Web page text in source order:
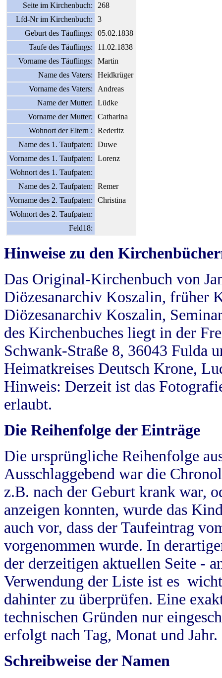
Seite im Kirchenbuch:
268
Lfd-Nr im Kirchenbuch:
3
Geburt des Täuflings:
05.02.1838
Taufe des Täuflings:
11.02.1838
Vorname des Täuflings:
Martin
Name des Vaters:
Heidkrüger
Vorname des Vaters:
Andreas
Name der Mutter:
Lüdke
Vorname der Mutter:
Catharina
Wohnort der Eltern :
Rederitz
Name des 1. Taufpaten:
Duwe
Vorname des 1. Taufpaten:
Lorenz
Wohnort des 1. Taufpaten:
Name des 2. Taufpaten:
Remer
Vorname des 2. Taufpaten:
Christina
Wohnort des 2. Taufpaten:
Feld18:
Hinweise zu den
Das Original-Kirchenbuch von
Diözesanarchiv Koszalin, früher
Diözesanarchiv Koszalin,
des Kirchenbuches liegt in der
Schwank-Straße 8, 36043 Fulda
Heimatkreises Deutsch Krone,
Hinweis: Derzeit ist das
erlaubt.
Die Reihenfolge der Einträge
Die ursprüngliche Reihenfolge
Ausschlaggebend war die
z.B. nach der Geburt krank war,
anzeigen konnten, wurde das
auch vor, dass der Taufeintrag
vorgenommen wurde. In
der derzeitigen aktuellen Seite -
Verwendung der Liste ist es
dahinter zu überprüfen. Eine
technischen Gründen nur
erfolgt nach Tag, Monat und Jahr.
Schreibweise der Namen